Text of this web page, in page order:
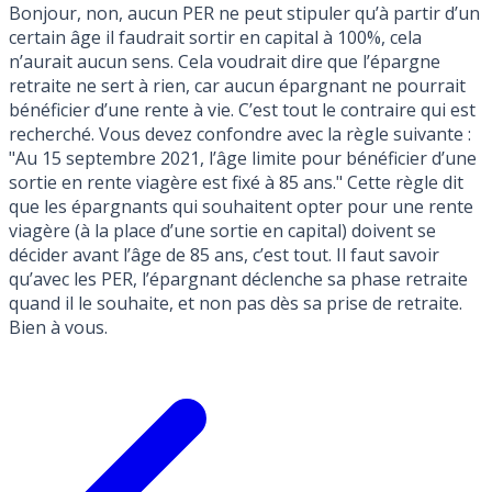
Bonjour, non, aucun PER ne peut stipuler qu’à partir d’un
certain âge il faudrait sortir en capital à 100%, cela
n’aurait aucun sens. Cela voudrait dire que l’épargne
retraite ne sert à rien, car aucun épargnant ne pourrait
bénéficier d’une rente à vie. C’est tout le contraire qui est
recherché. Vous devez confondre avec la règle suivante :
"Au 15 septembre 2021, l’âge limite pour bénéficier d’une
sortie en rente viagère est fixé à 85 ans." Cette règle dit
que les épargnants qui souhaitent opter pour une rente
viagère (à la place d’une sortie en capital) doivent se
décider avant l’âge de 85 ans, c’est tout. Il faut savoir
qu’avec les PER, l’épargnant déclenche sa phase retraite
quand il le souhaite, et non pas dès sa prise de retraite.
Bien à vous.